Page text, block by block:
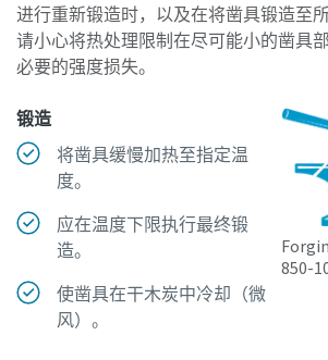
文档和资源
进行重新锻造时，以及在将凿具锻造至所
请小心将热处理限制在尽可能小的凿具
必要的强度损失。
锻造
将凿具缓慢加热至指定温
度。
应在温度下限执行最终锻
造。
使凿具在干木炭中冷却（微
风）。
850-